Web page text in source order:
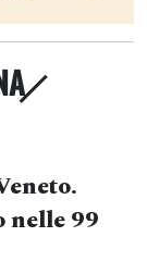
nelle 99